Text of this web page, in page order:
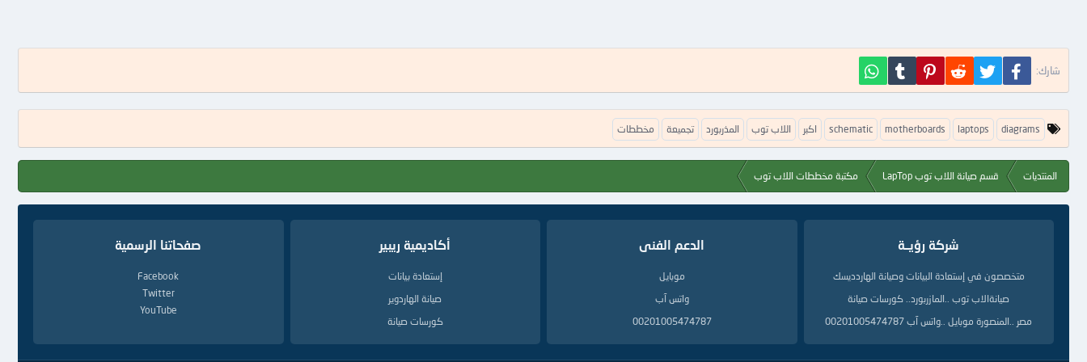
شارك: فيسبوك تويتر Reddit
Pinterest
Tumblr
ا
ل
م
ا
diagrams
laptops
motherboards
schematic اكبر اللاب توب المذربورد تجميعة مخططات
المنتديات قسم صيانة اللاب توب LapTop مكتبة مخططات اللاب توب
شركة رؤيــة
متخصصون في إستعادة البيانات وصيانة الهاردديسك
صيانةالاب توب ..المازربورد.. كورسات صيانة
مصر ..المنصورة موبايل ..واتس آب 00201005474787
الدعم الفنى
موبايل
واتس آب
00201005474787
أكاديمية ريبير
إستعادة بيانات
صيانة الهاردوير
كورسات صيانة
صفحاتنا الرسمية
Facebook
Twitter
YouTube